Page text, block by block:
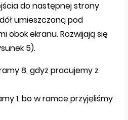
do następnej strony
umieszczoną pod
obok ekranu. Rozwijają się
5).
8, gdyż pracujemy z
1, bo w ramce przyjęliśmy